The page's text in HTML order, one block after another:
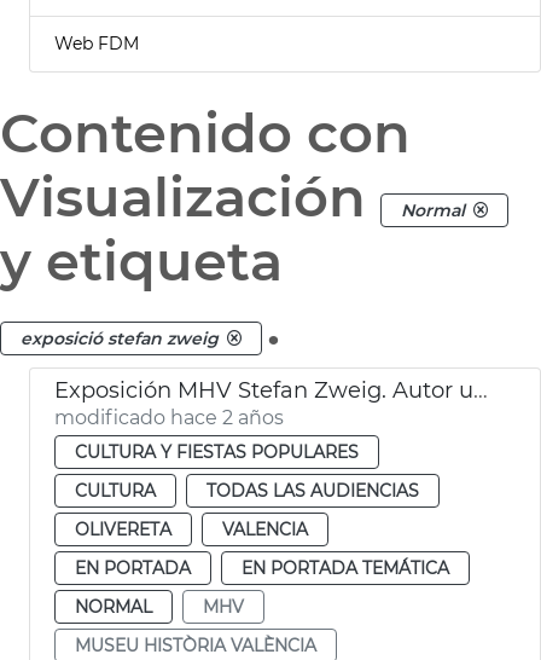
Web FDM
Contenido con
Visualización
Normal
y etiqueta
exposició stefan zweig .
Exposición MHV Stefan Zweig. Autor universal
modificado hace 2 años
CULTURA Y FIESTAS POPULARES
CULTURA
TODAS LAS AUDIENCIAS
OLIVERETA
VALENCIA
EN PORTADA
EN PORTADA TEMÁTICA
NORMAL
MHV
MUSEU HISTÒRIA VALÈNCIA